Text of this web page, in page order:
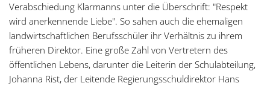
Verabschiedung Klarmanns unter die Überschrift: "Respekt
wird anerkennende Liebe". So sahen auch die ehemaligen
landwirtschaftlichen Berufsschüler ihr Verhältnis zu ihrem
früheren Direktor. Eine große Zahl von Vertretern des
öffentlichen Lebens, darunter die Leiterin der Schulabteilung,
Johanna Rist, der Leitende Regierungsschuldirektor Hans